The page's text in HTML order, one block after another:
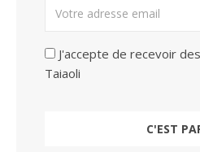
J'accepte de recevoir
Taiaoli